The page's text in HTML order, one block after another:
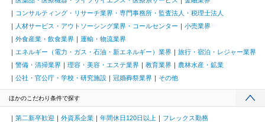
コンサルティング・リサーチ業界・専門事務所・監査法人・税理士法人
人材サービス・アウトソーシング業界・コールセンター
小売業界
外食産業・飲食業界
運輸・物流業界
エネルギー（電力・ガス・石油・新エネルギー）業界
旅行・宿泊・レジャー業界
警備・清掃業界
理容・美容・エステ業界 教育業界
農林水産・鉱業
公社・官公庁・学校・研究施設
冠婚葬祭業界 その他
ほかのこだわり条件で探す
第二新卒歓迎 外資系企業 年間休日120日以上 フレックス勤務